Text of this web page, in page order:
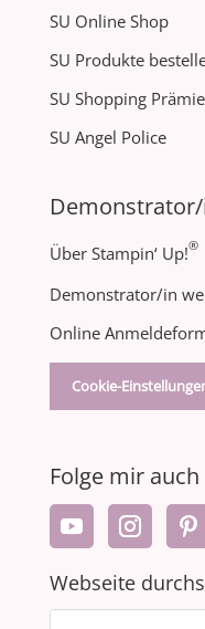
SU Online Shop
SU Produkte
SU Shopping
SU Angel Police
Über Stampin‘ Up!®
Demonstrator/in
Online
Cookie-
Folge mir
Webseite